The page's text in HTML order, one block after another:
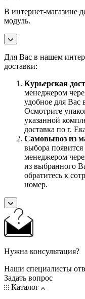
В интернет-магазине
модуль.
Для Вас в нашем
доставки:
Курьерская
менеджером
удобное для Вас
Осмотрите
указанной
доставка по г.
Самовывоз из
выбора появится
менеджером
из выбранного
обратитесь к
номер.
Нужна консультация?
Наши специалисты
Задать вопрос
Каталог